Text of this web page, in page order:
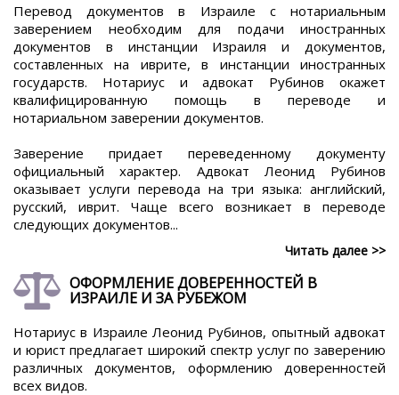
Перевод документов в Израиле с нотариальным
заверением необходим для подачи иностранных
документов в инстанции Израиля и документов,
составленных на иврите, в инстанции иностранных
государств. Нотариус и адвокат Рубинов окажет
квалифицированную помощь в переводе и
нотариальном заверении документов.
Заверение придает переведенному документу
официальный характер. Адвокат Леонид Рубинов
оказывает услуги перевода на три языка: английский,
русский, иврит. Чаще всего возникает в переводе
следующих документов...
Читать далее >>
Нотариус в Израиле Леонид Рубинов, опытный адвокат
и юрист предлагает широкий спектр услуг по заверению
различных документов, оформлению доверенностей
всех видов.
ОФОРМЛЕНИЕ ДОВЕРЕННОСТЕЙ В
ИЗРАИЛЕ И ЗА РУБЕЖОМ